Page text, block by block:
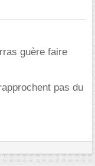
guère faire
pas du